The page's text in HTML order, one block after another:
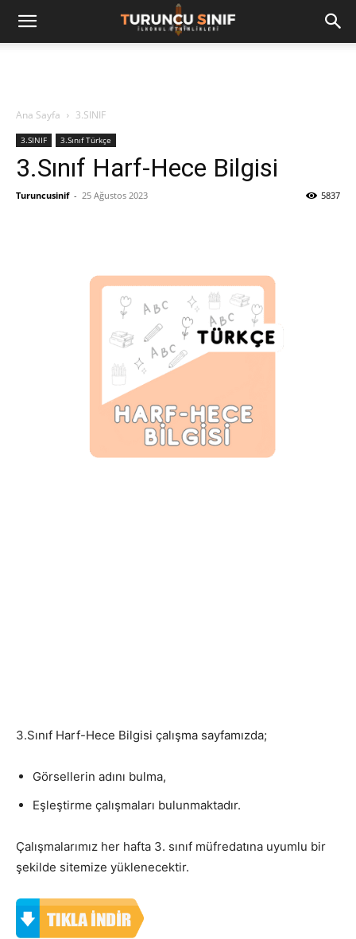
Ana Sayfa 3.SINIF
3.SINIF 3.Sınıf Türkçe
3.Sınıf Harf-Hece Bilgisi
Turuncusinif - 25 Ağustos 2023 5837
3.Sınıf Harf-Hece Bilgisi çalışma sayfamızda;
Görsellerin adını bulma,
Eşleştirme çalışmaları bulunmaktadır.
Çalışmalarımız her hafta 3. sınıf müfredatına uyumlu bir
şekilde sitemize yüklenecektir.